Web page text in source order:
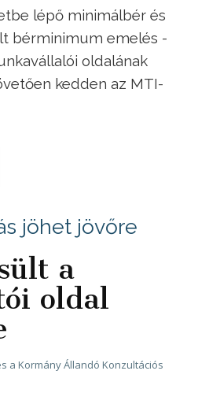
lépő minimálbér és
bérminimum emelés -
oldalának
kedden az MTI-
jöhet jövőre
a
oldal
a Kormány Állandó Konzultációs